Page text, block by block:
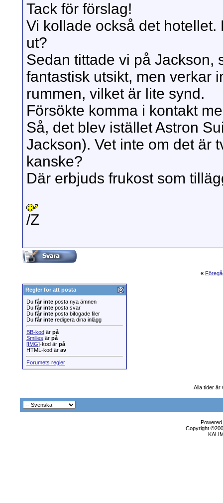
Tack för förslag!
Vi kollade också det
ut?
Sedan tittade vi på Jackson,
fantastisk utsikt, men verkar
rummen, vilket är lite synd.
Försökte komma i kontakt
Så, det blev istället Astron
Jackson). Vet inte om det är
kanske?
Där erbjuds frukost som
/Z
«
Regler för att posta
Du får inte posta nya ämnen
Du får inte posta svar
Du får inte posta bifogade filer
Du får inte redigera dina inlägg
BB-kod är på
Smilies är på
[IMG]-kod är på
HTML-kod är av
Forumets regler
Alla tider är
Copyright